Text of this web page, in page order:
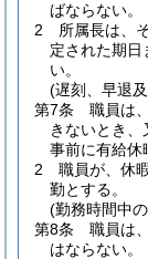
ばならない。
2
所属長は、
定された期日
い。
(遅刻、早退
第7条
職員は
きないとき、
事前に有給休
2
職員が、休
勤とする。
(勤務時間中
第8条
職員は
はならない。